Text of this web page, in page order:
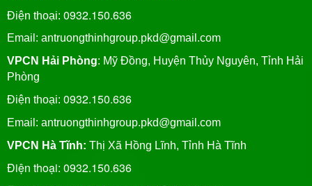
Điện thoại: 0932.150.636
Email: antruongthinhgroup.pkd@gmail.com
VPCN Hải Phòng: Mỹ Đồng, Huyện Thủy Nguyên, Tỉnh Hải
Phòng
Điện thoại: 0932.150.636
Email: antruongthinhgroup.pkd@gmail.com
VPCN Hà Tĩnh: Thị Xã Hồng Lĩnh, Tỉnh Hà Tĩnh
Điện thoại: 0932.150.636